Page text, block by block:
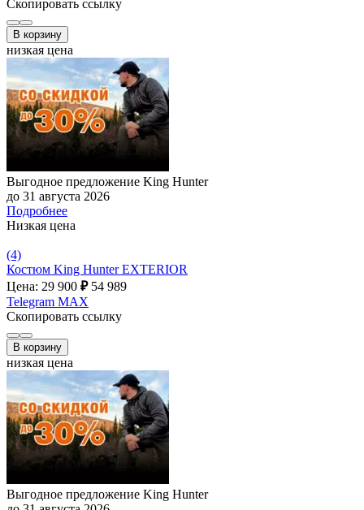
Скопировать ссылку
В корзину
низкая цена
Выгодное предложение King Hunter
до 31 августа 2026
Подробнее
Низкая цена
(4)
Костюм King Hunter EXTERIOR
Цена: 29 900 ₽ 54 989
Telegram MAX
Скопировать ссылку
В корзину
низкая цена
Выгодное предложение King Hunter